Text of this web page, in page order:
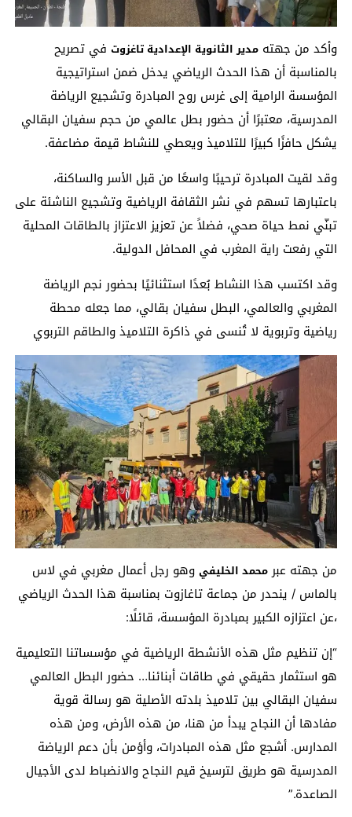
وأكد من جهته مدير الثانوية الإعدادية تاغزوتفي تصريح
بالمناسبة أن هذا الحدث الرياضي يدخل ضمن استراتيجية
المؤسسة الرامية إلى غرس روح المبادرة وتشجيع الرياضة
المدرسية، معتبرًا أن حضور بطل عالمي من حجم سفيان البقالي
يشكل حافزًا كبيرًا للتلاميذ ويعطي للنشاط قيمة مضاعفة.
وقد لقيت المبادرة ترحيبًا واسعًا من قبل الأسر والساكنة،
باعتبارها تسهم في نشر الثقافة الرياضية وتشجيع الناشئة على
تبنّي نمط حياة صحي، فضلاً عن تعزيز الاعتزاز بالطاقات المحلية
التي رفعت راية المغرب في المحافل الدولية.
وقد اكتسب هذا النشاط بُعدًا استثنائيًا بحضور نجم الرياضة
المغربي والعالمي، البطل سفيان بقالي، مما جعله محطة
رياضية وتربوية لا تُنسى في ذاكرة التلاميذ والطاقم التربوي
من جهته عبرمحمد الخليفيوهو رجل أعمال مغربي في لاس
بالماس / ينحدر من جماعة تاغازوت بمناسبة هذا الحدث الرياضي
،عن اعتزازه الكبير بمبادرة المؤسسة، قائلًا:
“إن تنظيم مثل هذه الأنشطة الرياضية في مؤسساتنا التعليمية
هو استثمار حقيقي في طاقات أبنائنا… حضور البطل العالمي
سفيان البقالي بين تلاميذ بلدته الأصلية هو رسالة قوية
مفادها أن النجاح يبدأ من هنا، من هذه الأرض، ومن هذه
المدارس. أشجع مثل هذه المبادرات، وأؤمن بأن دعم الرياضة
المدرسية هو طريق لترسيخ قيم النجاح والانضباط لدى الأجيال
الصاعدة.”